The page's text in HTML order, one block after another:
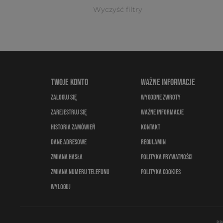
Wyczyść filtry
TWOJE KONTO
ZALOGUJ SIĘ
ZAREJESTRUJ SIĘ
HISTORIA ZAMÓWIEŃ
DANE ADRESOWE
ZMIANA HASŁA
ZMIANA NUMERU TELEFONU
WYLOGUJ
WAŻNE INFORMACJE
WYGODNE ZWROTY
WAŻNE INFORMACJE
KONTAKT
REGULAMIN
POLITYKA PRYWATNOŚCI
POLITYKA COOKIES